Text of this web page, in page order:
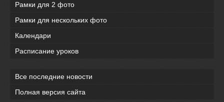
Рамки для 2 фото
Рамки для нескольких фото
Календари
Расписание уроков
Все последние новости
Полная версия сайта